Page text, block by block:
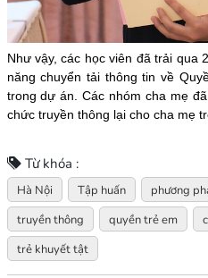
Như vậy, các học viên đã trải qua
năng chuyển tải thông tin về
trong dự án. Các nhóm cha mẹ
chức truyền thông lại cho cha mẹ
Từ khóa :
Hà Nội Tập huấn phương
truyền thông
quyền trẻ em
trẻ khuyết tật